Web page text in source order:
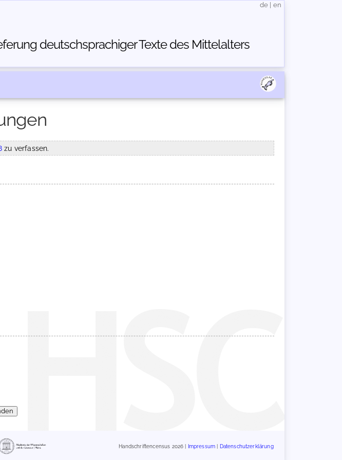
deutschsprachiger Texte des Mittelalters
de en
zu verfassen.
Handschriftencensus 2026 | Impressum Datenschutzerklärung